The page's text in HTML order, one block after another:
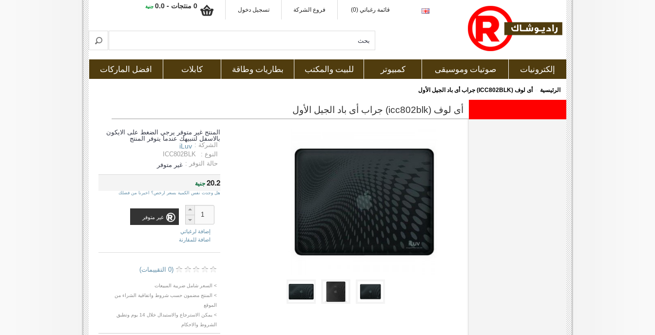
قائمة رغباتي (0) فروع الشركة تسجيل دخول 0 منتجات - 0.0 جنية
إلكترونيات صوتيات وموسيقى كمبيوتر للبيت والمكتب بطاريات وطاقة كابلات افضل الماركات
الرئيسية » أى لوف (ICC802BLK) جراب أى باد الجيل الأول
أى لوف (icc802blk) جراب أى باد الجيل الأول
المنتج غير متوفر يرجي الضغط على الايكون
بالاسفل لتنبيهك عندما يتوفر المنتج
الشركة : iLuv
النوع :
ICC802BLK
حالة التوفر : غير متوفر
20.2جنية
هل وجدت نفس الكمية بسعر ارخص؟ اخبرنا من فضلك
غير متوفر
إضافة لرغباتي
اضافة للمقارنة
(0 التقييمات)
> السعر شامل ضريبة المبيعات
> المنتج مضمون حسب شروط واتفاقية الشراء من
الموقع
> يمكن الاسترجاع والاستبدال خلال 14 يوم وتطبق
الشروط والاحكام